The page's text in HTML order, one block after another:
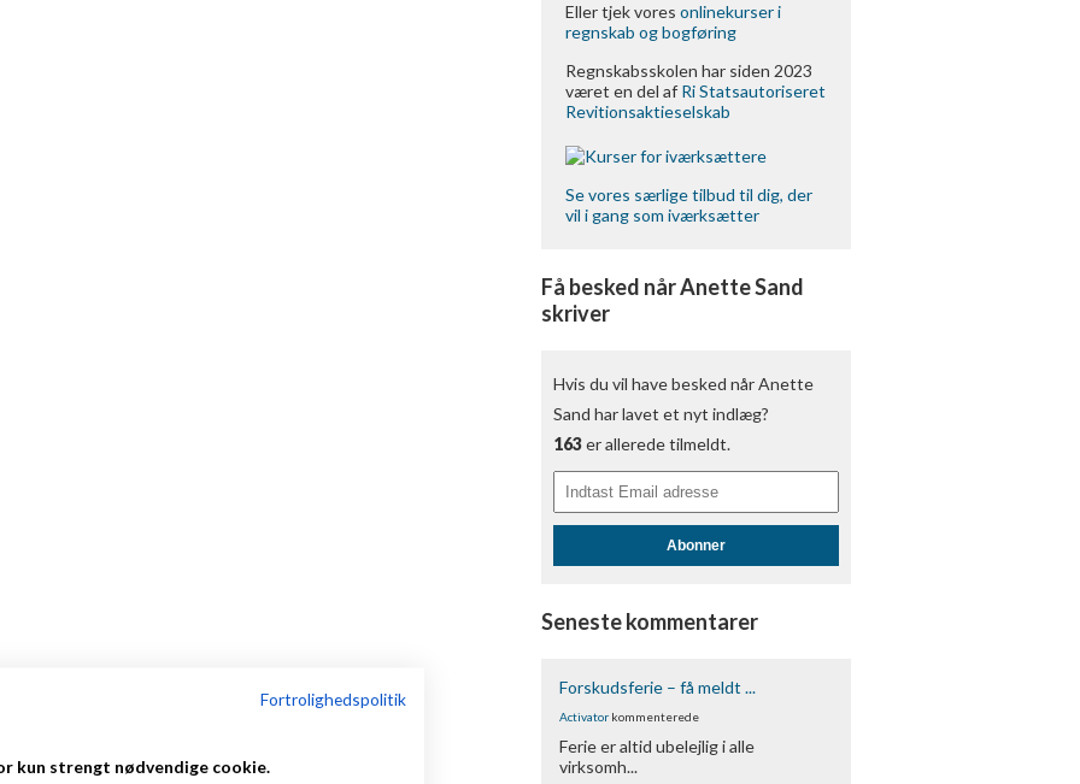
Eller tjek vores onlinekurser i
regnskab og bogføring
Regnskabsskolen har siden 2023
været en del af Ri Statsautoriseret
Revitionsaktieselskab
Se vores særlige tilbud til dig, der
vil i gang som iværksætter
Få besked når Anette Sand
skriver
Hvis du vil have besked når Anette
Sand har lavet et nyt indlæg?
163er allerede tilmeldt.
Abonner
Seneste kommentarer
Forskudsferie – få meldt ...
Activator kommenterede
Ferie er altid ubelejlig i alle
virksomh...
Fortrolighedspolitik
kun strengt nødvendige cookie.